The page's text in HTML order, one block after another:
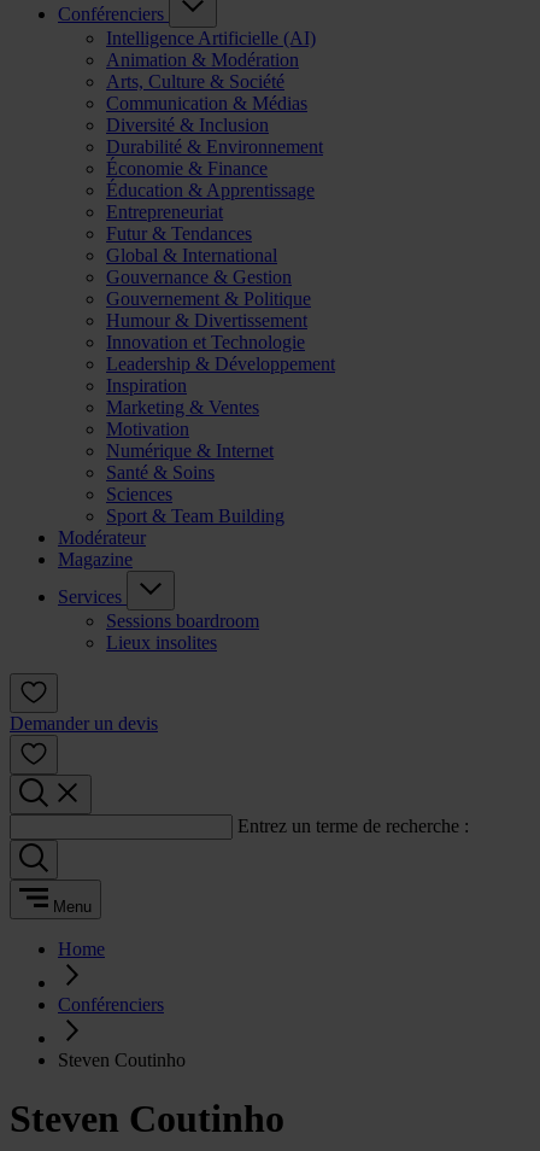
Conférenciers
Intelligence Artificielle (AI)
Animation & Modération
Arts, Culture & Société
Communication & Médias
Diversité & Inclusion
Durabilité & Environnement
Économie & Finance
Éducation & Apprentissage
Entrepreneuriat
Futur & Tendances
Global & International
Gouvernance & Gestion
Gouvernement & Politique
Humour & Divertissement
Innovation et Technologie
Leadership & Développement
Inspiration
Marketing & Ventes
Motivation
Numérique & Internet
Santé & Soins
Sciences
Sport & Team Building
Modérateur
Magazine
Services
Sessions boardroom
Lieux insolites
Demander un devis
Entrez un terme de recherche :
Menu
Home
Conférenciers
Steven Coutinho
Steven Coutinho